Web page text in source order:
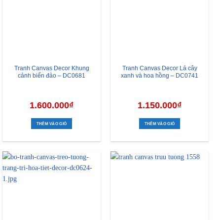
Tranh Canvas Decor Khung
cảnh biển đảo – DC0681
1.600.000₫
THÊM VÀO GIỎ
Tranh Canvas Decor Lá cây
xanh và hoa hồng – DC0741
1.150.000₫
THÊM VÀO GIỎ